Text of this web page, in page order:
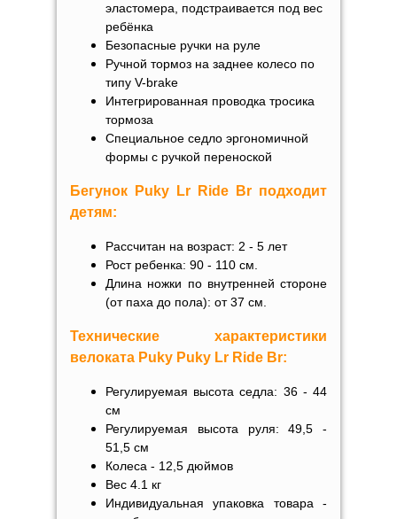
эластомера, подстраивается под вес
ребёнка
Безопасные ручки на руле
Ручной тормоз на заднее колесо по
типу V-brake
Интегрированная проводка тросика
тормоза
Специальное седло эргономичной
формы с ручкой переноской
Бегунок Puky Lr Ride Br подходит
детям:
Рассчитан на возраст: 2 - 5 лет
Рост ребенка: 90 - 110 см.
Длина ножки по внутренней стороне
(от паха до пола): от37 см.
Технические характеристики
велоката Puky Puky Lr Ride Br:
Регулируемая высота седла: 36 - 44
см
Регулируемая высота руля:49,5 -
51,5 см
Колеса - 12,5 дюймов
Вес 4.1 кг
Индивидуальная упаковка товара -